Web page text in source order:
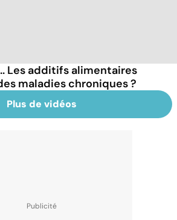
Les additifs alimentaires
maladies chroniques ?
Plus de vidéos